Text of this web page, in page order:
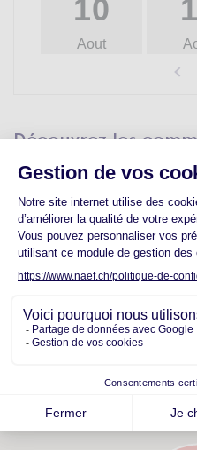
10
Aout
Découvrez les
votre futur quartier
Ecoles